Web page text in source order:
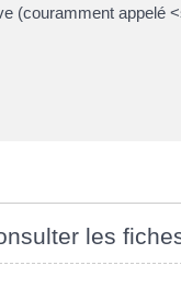
(couramment appelé
les